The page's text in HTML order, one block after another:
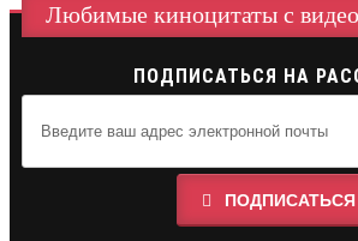
Любимые киноцитаты с видео
ПОДПИСАТЬСЯ НА
ПОДПИСАТЬСЯ